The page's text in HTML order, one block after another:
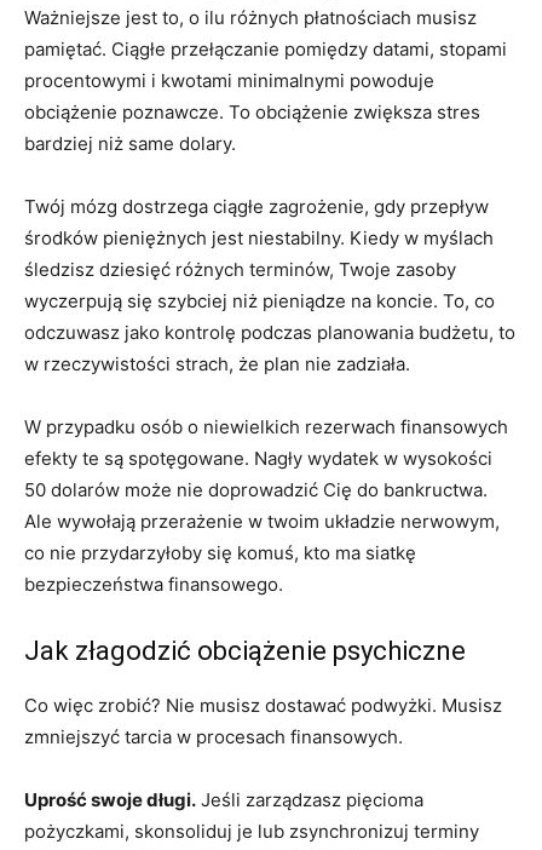
Ważniejsze jest to, o ilu różnych płatnościach musisz
pamiętać. Ciągłe przełączanie pomiędzy datami, stopami
procentowymi i kwotami minimalnymi powoduje
obciążenie poznawcze. To obciążenie zwiększa stres
bardziej niż same dolary.
Twój mózg dostrzega ciągłe zagrożenie, gdy przepływ
środków pieniężnych jest niestabilny. Kiedy w myślach
śledzisz dziesięć różnych terminów, Twoje zasoby
wyczerpują się szybciej niż pieniądze na koncie. To, co
odczuwasz jako kontrolę podczas planowania budżetu, to
w rzeczywistości strach, że plan nie zadziała.
W przypadku osób o niewielkich rezerwach finansowych
efekty te są spotęgowane. Nagły wydatek w wysokości
50 dolarów może nie doprowadzić Cię do bankructwa.
Ale wywołają przerażenie w twoim układzie nerwowym,
co nie przydarzyłoby się komuś, kto ma siatkę
bezpieczeństwa finansowego.
Jak złagodzić obciążenie psychiczne
Co więc zrobić? Nie musisz dostawać podwyżki. Musisz
zmniejszyć tarcia w procesach finansowych.
Uprość swoje długi. Jeśli zarządzasz pięcioma
pożyczkami, skonsoliduj je lub zsynchronizuj terminy